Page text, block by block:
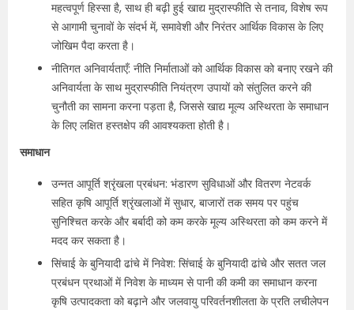
महत्वपूर्ण हिस्सा है, साथ ही बढ़ी हुई खाद्य मुद्रास्फीति से तनाव, विशेष रूप
से आगामी चुनावों के संदर्भ में, समावेशी और निरंतर आर्थिक विकास के लिए
जोखिम पैदा करता है।
नीतिगत अनिवार्यताएँ: नीति निर्माताओं को आर्थिक विकास को बनाए रखने की
अनिवार्यता के साथ मुद्रास्फीति नियंत्रण उपायों को संतुलित करने की
चुनौती का सामना करना पड़ता है, जिससे खाद्य मूल्य अस्थिरता के समाधान
के लिए लक्षित हस्तक्षेप की आवश्यकता होती है।
समाधान
उन्नत आपूर्ति श्रृंखला प्रबंधन: भंडारण सुविधाओं और वितरण नेटवर्क
सहित कृषि आपूर्ति श्रृंखलाओं में सुधार, बाजारों तक समय पर पहुंच
सुनिश्चित करके और बर्बादी को कम करके मूल्य अस्थिरता को कम करने में
मदद कर सकता है।
सिंचाई के बुनियादी ढांचे में निवेश: सिंचाई के बुनियादी ढांचे और सतत जल
प्रबंधन प्रथाओं में निवेश के माध्यम से पानी की कमी का समाधान करना
कृषि उत्पादकता को बढ़ाने और जलवायु परिवर्तनशीलता के प्रति लचीलेपन